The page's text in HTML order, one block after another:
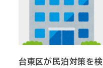
台東区が民泊対策を検